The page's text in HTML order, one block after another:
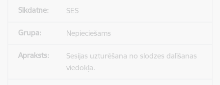
SES
Nepieciešams
Sesijas uzturēšana no slodzes dalīšanas
viedokļa.